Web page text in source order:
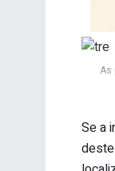
As
Se a